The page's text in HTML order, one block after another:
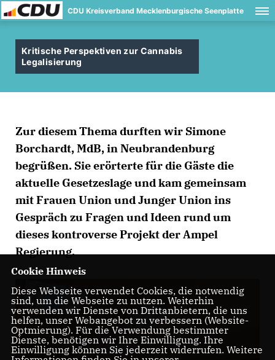
CDU Kreisverband Mecklenburgische Seenplatte
Kritische Perspektiven zur Cannabis
Legalisierung
Zur diesem Thema durften wir Simone
Borchardt, MdB, in Neubrandenburg
begrüßen. Sie erörterte für die Gäste die
aktuelle Gesetzeslage und kam gemeinsam
mit Frauen Union und Junger Union ins
Gespräch zu Fragen und Ideen rund um
dieses kontroverse Projekt der Ampel
Regierung.
Cookie Hinweis
Diese Webseite verwendet Cookies, die notwendig
sind, um die Webseite zu nutzen. Weiterhin
verwenden wir Dienste von Drittanbietern, die uns
helfen, unser Webangebot zu verbessern (Website-
Optmierung). Für die Verwendung bestimmter
Dienste, benötigen wir Ihre Einwilligung. Ihre
Einwilligung können Sie jederzeit widerrufen. Weitere